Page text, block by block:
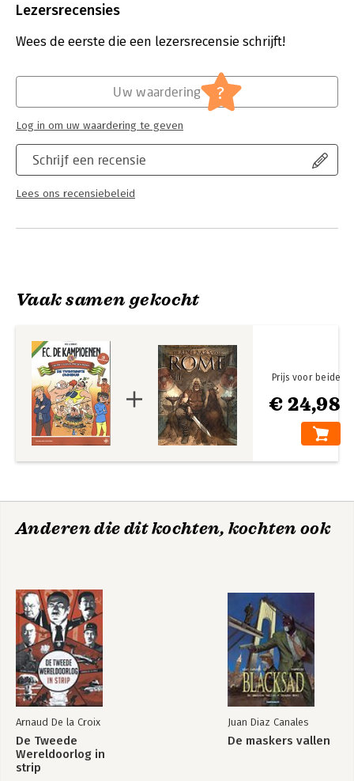
Uitgever:
Verschijningsdatum:
3-9-2025
F.C. De Kampioenen
Lezersrecensies
Wees de eerste die een lezersrecensie schrijft!
Schrijf een recensie
Lees ons recensiebeleid
Uw waardering ?
Log in om uw waardering te geven
Vaak samen gekocht
€ 24,98
Prijs voor beide
Anderen die dit kochten, kochten ook
Arnaud De la Croix
De Tweede
Wereldoorlog in
strip
Juan Diaz Canales
De maskers vallen